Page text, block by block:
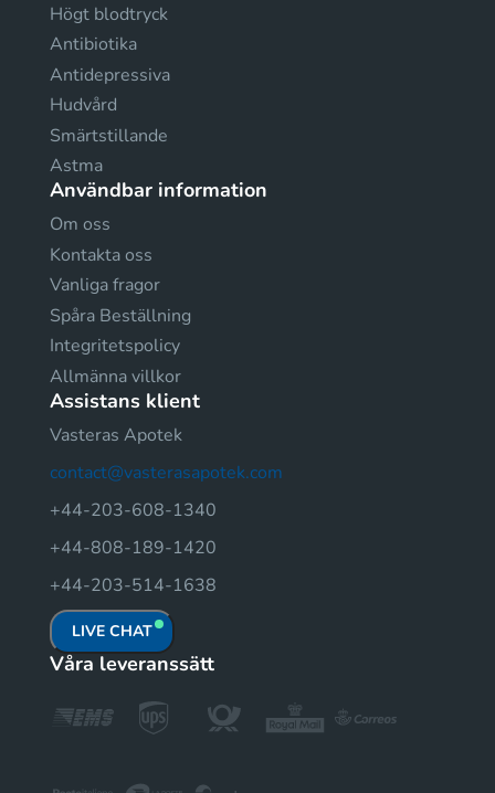
Högt blodtryck
Antibiotika
Antidepressiva
Hudvård
Smärtstillande
Astma
Användbar information
Om oss
Kontakta oss
Vanliga fragor
Spåra Beställning
Integritetspolicy
Allmänna villkor
Assistans klient
Vasteras Apotek
contact@vasterasapotek.com
+44-203-608-1340
+44-808-189-1420
+44-203-514-1638
LIVE CHAT
Våra leveranssätt